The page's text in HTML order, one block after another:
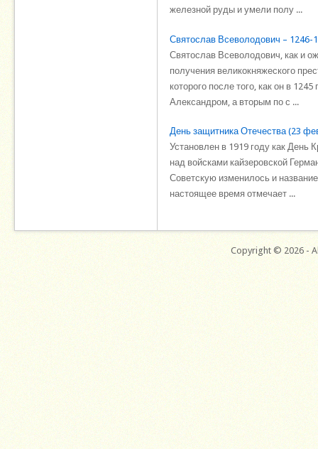
железной руды и умели полу ...
Святослав Всеволодович – 1246-
Святослав Всеволодович, как и
получения великокняжеского
которого после того, как он в
Александром, а вторым по с ...
День защитника Отечества (23
Установлен в 1919 году как День
над войсками кайзеровской
Советскую изменилось и
настоящее время отмечает ...
Copyright © 2026 -